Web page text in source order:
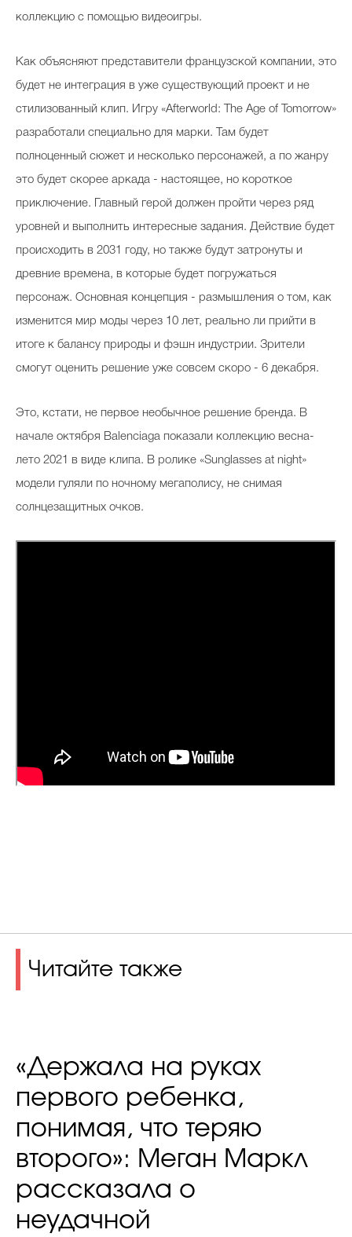
коллекцию с помощью видеоигры.
Как объясняют представители французской компании, это
будет не интеграция в уже существующий проект и не
стилизованный клип. Игру «Afterworld: The Age of Tomorrow»
разработали специально для марки. Там будет
полноценный сюжет и несколько персонажей, а по жанру
это будет скорее аркада - настоящее, но короткое
приключение. Главный герой должен пройти через ряд
уровней и выполнить интересные задания. Действие будет
происходить в 2031 году, но также будут затронуты и
древние времена, в которые будет погружаться
персонаж. Основная концепция - размышления о том, как
изменится мир моды через 10 лет, реально ли прийти в
итоге к балансу природы и фэшн индустрии. Зрители
смогут оценить решение уже совсем скоро - 6 декабря.
Это, кстати, не первое необычное решение бренда. В
начале октября Balenciaga показали коллекцию весна-
лето 2021 в виде клипа. В ролике «Sunglasses at night»
модели гуляли по ночному мегаполису, не снимая
солнцезащитных очков.
Читайте также
«Держала на руках
первого ребенка,
понимая, что теряю
второго»: Меган Маркл
рассказала о
неудачной